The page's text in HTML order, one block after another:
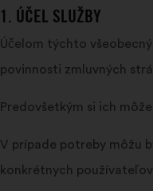
1. ÚČEL SLUŽBY
Účelom týchto
povinnosti zmluvných
Predovšetkým si ich
V prípade potreby môžu
konkrétnych